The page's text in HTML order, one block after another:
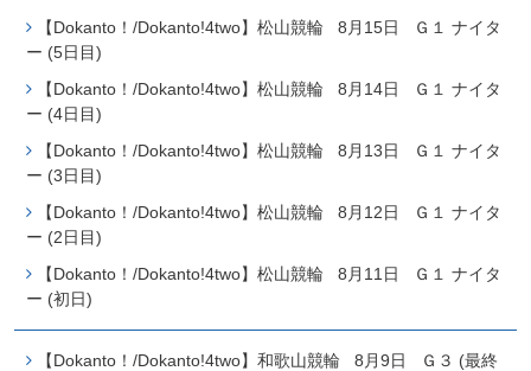
【Dokanto！/Dokanto!4two】松山競輪 8月15日 Ｇ１ ナイタ
ー (5日目)
【Dokanto！/Dokanto!4two】松山競輪 8月14日 Ｇ１ ナイタ
ー (4日目)
【Dokanto！/Dokanto!4two】松山競輪 8月13日 Ｇ１ ナイタ
ー (3日目)
【Dokanto！/Dokanto!4two】松山競輪 8月12日 Ｇ１ ナイタ
ー (2日目)
【Dokanto！/Dokanto!4two】松山競輪 8月11日 Ｇ１ ナイタ
ー (初日)
【Dokanto！/Dokanto!4two】和歌山競輪 8月9日 Ｇ３ (最終